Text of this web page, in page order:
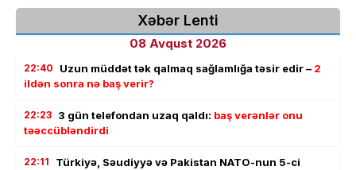
Xəbər Lenti
08 Avqust 2026
22:40 Uzun müddət tək qalmaq sağlamlığa təsir edir – 2
ildən sonra nə baş verir?
22:23 3 gün telefondan uzaq qaldı: baş verənlər onu
təəccübləndirdi
22:11
Türkiyə, Səudiyyə və Pakistan NATO-nun 5-ci